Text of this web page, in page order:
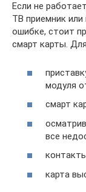
Если не
ТВ приемник
ошибке, стоит
смарт карты.
модуля
смарт
все
карта